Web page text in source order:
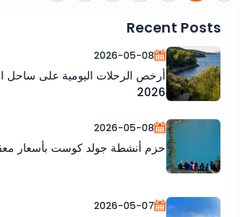
Recent Posts
2026-05-08
أرخص الرحلات اليومية على
2026
2026-05-08
حزم أنشطة جولد كوست بأسعار
2026-05-07